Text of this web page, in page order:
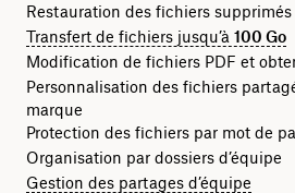
Restauration des fichiers
Transfert de fichiers jusqu’à 100 Go
Modification de fichiers PDF et
Personnalisation des fichiers
marque
Protection des fichiers par mot de
Organisation par dossiers d’équipe
Gestion des partages d’équipe